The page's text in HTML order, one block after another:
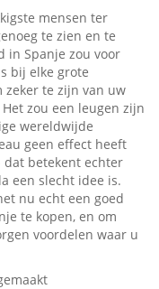
mensen ter
te zien en te
in Spanje zou voor
bij elke grote
te zijn van uw
zou een leugen zijn
wereldwijde
geen effect heeft
dat betekent echter
een slecht idee is.
nu echt een goed
te kopen, en om
voordelen waar u